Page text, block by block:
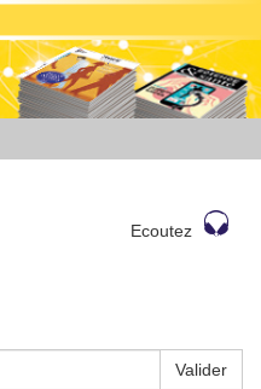
Ecoutez
Valider